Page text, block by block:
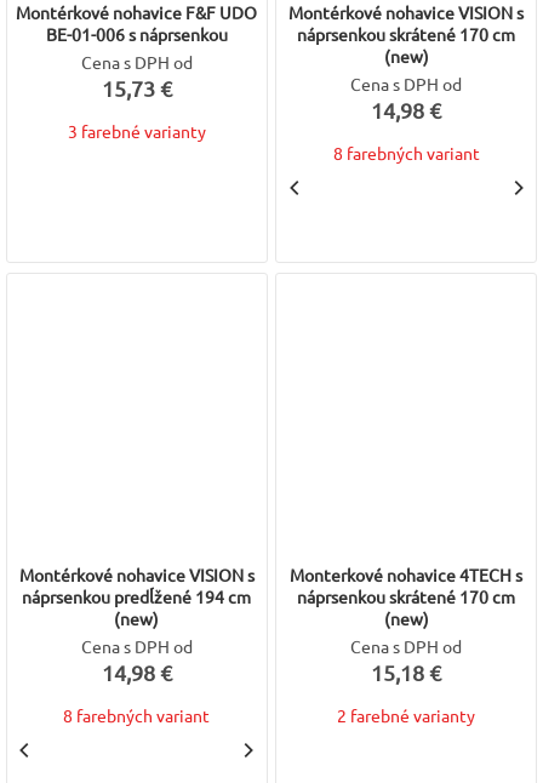
Montérkové nohavice F&F UDO
BE-01-006 s náprsenkou
Cena s DPH od
15,73 €
3 farebné varianty
Montérkové nohavice VISION s
náprsenkou skrátené 170 cm
(new)
Cena s DPH od
14,98 €
8 farebných variant
Montérkové nohavice VISION s
náprsenkou predĺžené 194 cm
(new)
Cena s DPH od
14,98 €
8 farebných variant
Monterkové nohavice 4TECH s
náprsenkou skrátené 170 cm
(new)
Cena s DPH od
15,18 €
2 farebné varianty